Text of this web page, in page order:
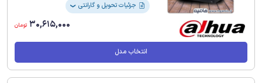
جزئیات تحویل و گارانتی ❯
30,615,000 تومان
انتخاب مدل